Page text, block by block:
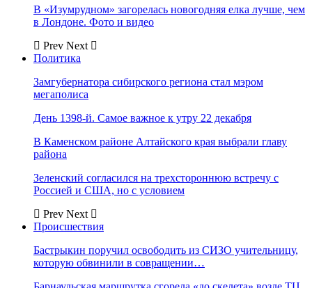
В «Изумрудном» загорелась новогодняя елка лучше, чем
в Лондоне. Фото и видео
Prev Next
Политика
Замгубернатора сибирского региона стал мэром
мегаполиса
День 1398-й. Самое важное к утру 22 декабря
В Каменском районе Алтайского края выбрали главу
района
Зеленский согласился на трехстороннюю встречу с
Россией и США, но с условием
Prev Next
Происшествия
Бастрыкин поручил освободить из СИЗО учительницу,
которую обвинили в совращении…